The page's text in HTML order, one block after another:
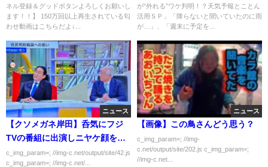
井翔 • 相葉 雅紀 • 嵐・結婚おめ
でとう
ネル登録＆グッドボタンよろしくお願いし
ます！！】 150万回以上再生されている匂
わせ動画はこちらだよ↓...
析まとめ
が“外れる”ワケ判明！？天気予報とことん
活用ＳＰ」「降らないと聞いていたのに雨
が…」、「週末に予定を...
ニュース
【クソメガネ岸田】呑気にフジ
TVの番組に出演しニヤケ顔を晒
す
c_img_param=; //img-c.net/output/site/42.js
c_img_param=; //img-c.net/...
ニュース
【画像】この鳥さんどう思う？
c_img_param=; //img-
c.net/output/site/202.js c_img_param=;
//img-c.net...